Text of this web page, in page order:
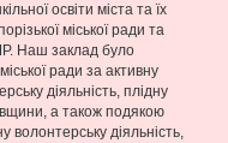
освіти міста та їх
міської ради та
Наш заклад було
ради за активну
діяльність, плідну
а також подякою
волонтерську діяльність,